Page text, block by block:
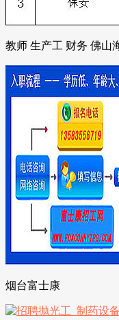
教师 生产工 财务 佛山
烟台富士康